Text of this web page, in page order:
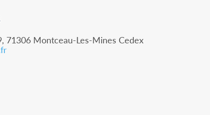
71306 Montceau-Les-Mines Cedex